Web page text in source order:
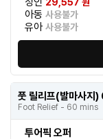
아동 사용불가
유아사용불가
풋 릴리프(발마사지
Foot Relief - 60 mins
투어픽 오퍼